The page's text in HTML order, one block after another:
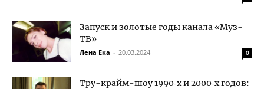
Запуск и золотые годы канала «Муз-
ТВ»
Лена Ека - 20.03.2024 0
Тру-крайм-шоу 1990‑х и 2000‑х годов: